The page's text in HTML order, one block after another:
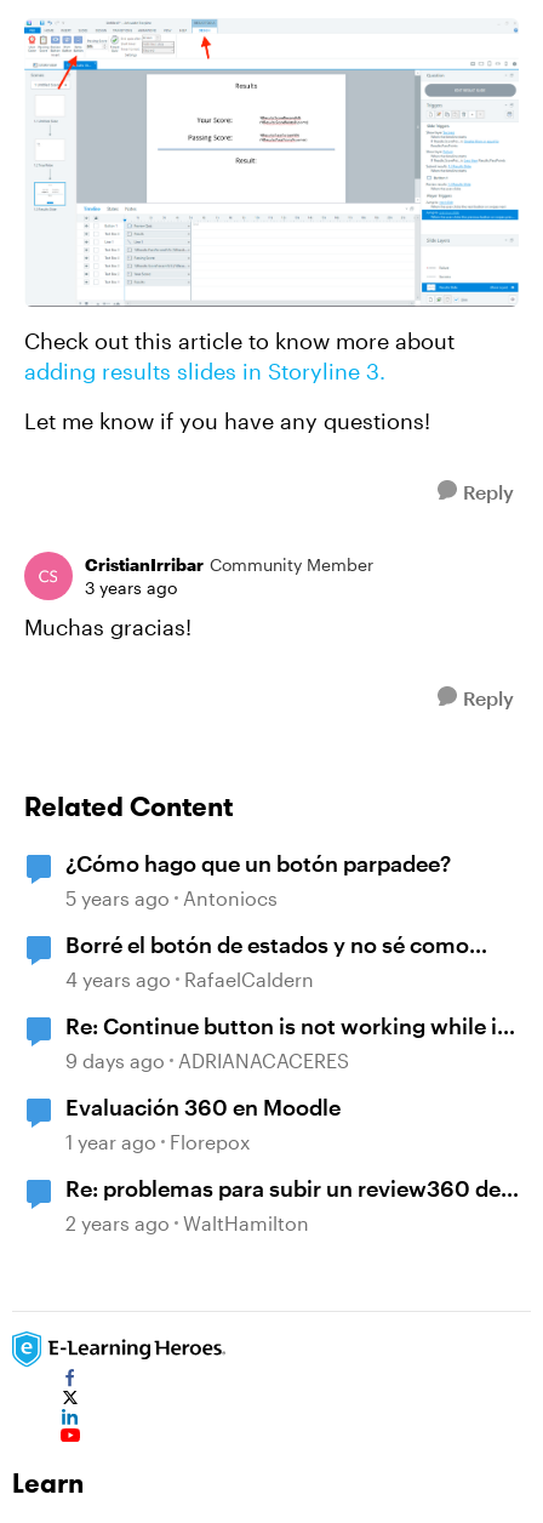
Check out this article to know more about
adding results slides in Storyline 3.
Let me know if you have any questions!
Reply
CristianIrribar Community Member
3 years ago
Muchas gracias!
Reply
Related Content
¿Cómo hago que un botón parpadee?
5 years ago Antoniocs
Borré el botón de estados y no sé como
vuelve a aparecer
4 years ago RafaelCaldern
Re: Continue button is not working while in
Review 360
9 days ago ADRIANACACERES
Evaluación 360 en Moodle
1 year ago Florepox
Re: problemas para subir un review360 de
storyline
2 years ago WaltHamilton
Learn